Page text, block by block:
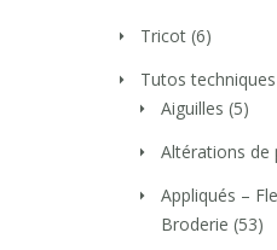
Tricot (6)
Tutos techniques
Aiguilles (5)
Altérations de
Appliqués –
Broderie (53)